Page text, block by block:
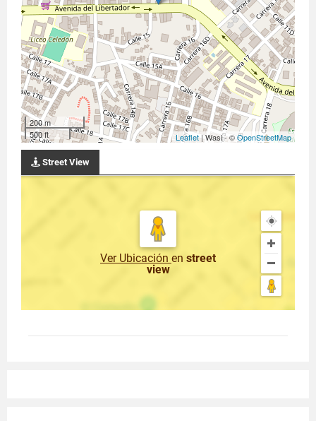
200 m
500 ft
Leaflet| Wasi - ©OpenStreetMap
Street View
Ver Ubicación en street
view